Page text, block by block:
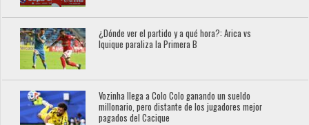
¿Dónde ver el partido y a qué hora?: Arica vs
Iquique paraliza la Primera B
Vozinha llega a Colo Colo ganando un sueldo
millonario, pero distante de los jugadores mejor
pagados del Cacique